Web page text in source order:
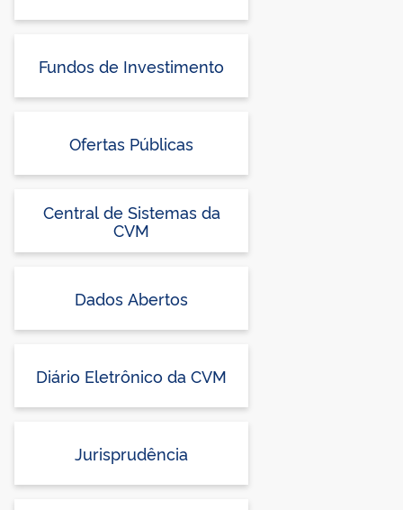
Fundos de Investimento
Ofertas Públicas
Central de Sistemas da
CVM
Dados Abertos
Diário Eletrônico da CVM
Jurisprudência